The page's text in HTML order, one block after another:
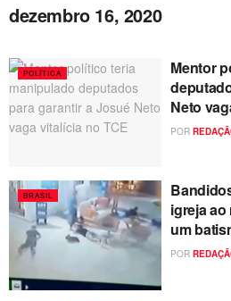
dezembro 16, 2020
POLÍTICA
Mentor
Neto
POR
BRASIL
igreja
um
POR